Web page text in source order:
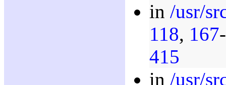
in /usr/
118, 167-
415
in /usr/